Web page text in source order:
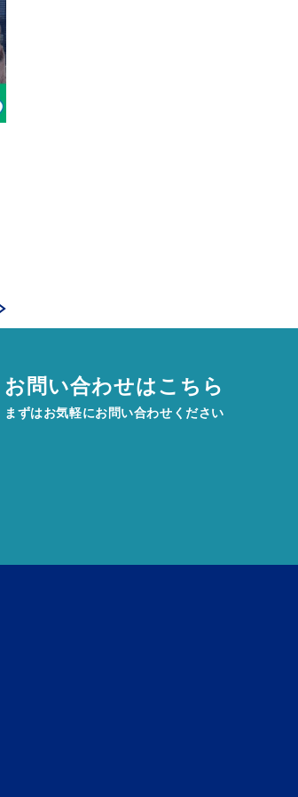
お問い合わせはこちら
まずはお気軽にお問い合わせください